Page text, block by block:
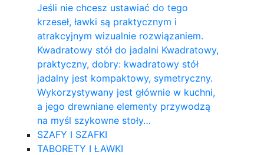
Jeśli nie chcesz ustawiać do tego
krzeseł, ławki są praktycznym i
atrakcyjnym wizualnie rozwiązaniem.
Kwadratowy stół do ​​jadalni Kwadratowy,
praktyczny, dobry: kwadratowy stół
jadalny jest kompaktowy, symetryczny.
Wykorzystywany jest głównie w kuchni,
a jego drewniane elementy przywodzą
na myśl szykowne stoły…
SZAFY I SZAFKI
TABORETY I ŁAWKI